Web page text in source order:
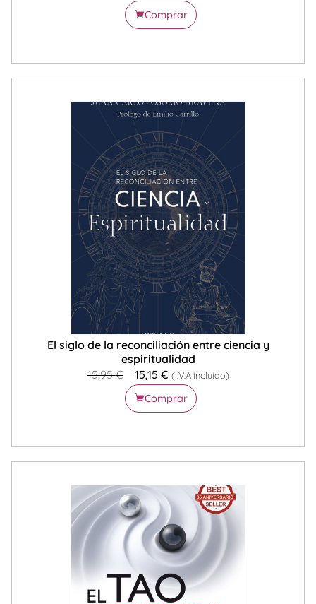
Comprar
El siglo de la reconciliación entre ciencia y
espiritualidad
15,95€ 15,15 € (I.V.A incluido)
Comprar